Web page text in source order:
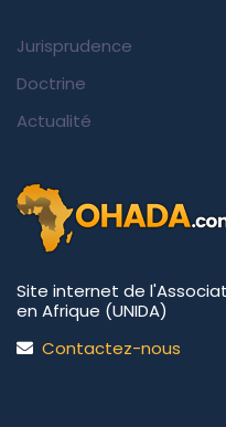
Jurisprudence
Doctrine
Actualité
Site internet de
en Afrique (UNIDA)
Contactez-nous